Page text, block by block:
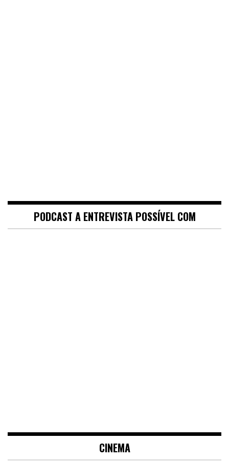
PODCAST A ENTREVISTA POSSÍVEL COM
CINEMA